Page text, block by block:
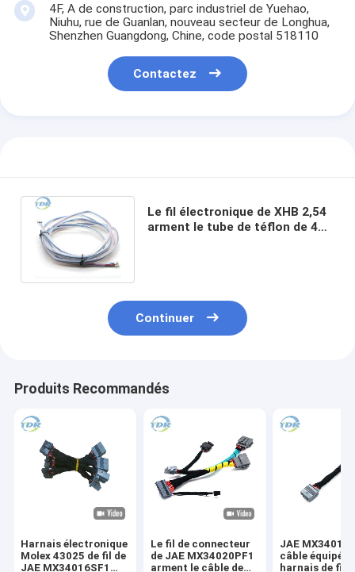
4F, A de construction, parc industriel de Yuehao,
Niuhu, rue de Guanlan, nouveau secteur de Longhua,
Shenzhen Guangdong, Chine, code postal 518110
Contactez
Le fil électronique de XHB 2,54
arment le tube de téflon de 4
Continuer
Produits Recommandés
Harnais électronique
Molex 43025 de fil de
JAE MX34016SF1
Le fil de connecteur
de JAE MX34020PF1
arment le câble de
JAE
câble équipé
harnais de fil